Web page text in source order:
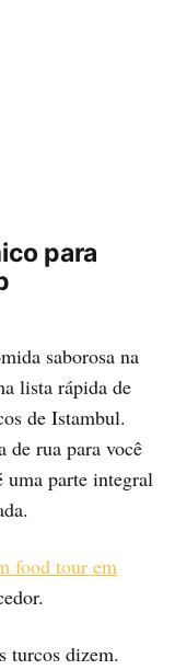
para
saborosa na
lista rápida de
de Istambul.
de rua para você
uma parte integral
food tour em
turcos dizem.